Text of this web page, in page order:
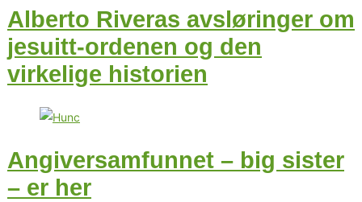
Alberto Riveras avsløringer om
jesuitt-ordenen og den
virkelige historien
Angiversamfunnet – big sister
– er her